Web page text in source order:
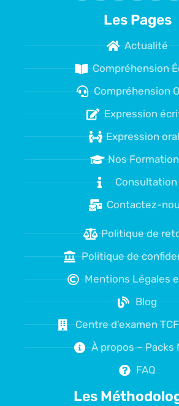
Les Pages
Actualité
Compréhension
Compréhension
Expression
Expression
Nos
Consultation
Contactez-
Politique de
Politique de
Mentions Légales
Blog
Centre d'examen
À propos – Packs
FAQ
Les